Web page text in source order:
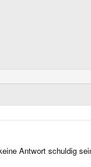
Antwort schuldig